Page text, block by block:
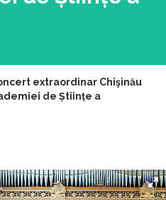
extraordinar Chişinău
de Științe a